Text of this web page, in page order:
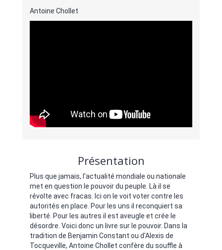
Antoine Chollet
Présentation
Plus que jamais, l'actualité mondiale ou nationale
met en question le pouvoir du peuple. Là il se
révolte avec fracas. Ici on le voit voter contre les
autorités en place. Pour les uns il reconquiert sa
liberté. Pour les autres il est aveugle et crée le
désordre. Voici donc un livre sur le pouvoir. Dans la
tradition de Benjamin Constant ou d'Alexis de
Tocqueville, Antoine Chollet confère du souffle à